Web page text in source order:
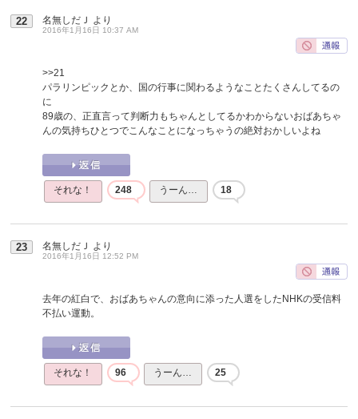
22 名無しだＪ より
2016年1月16日 10:37 AM
>>21
パラリンピックとか、国の行事に関わるようなことたくさんしてるの
に
89歳の、正直言って判断力もちゃんとしてるかわからないおばあちゃ
んの気持ちひとつでこんなことになっちゃうの絶対おかしいよね
それな！ 248 うーん… 18
23 名無しだＪ より
2016年1月16日 12:52 PM
去年の紅白で、おばあちゃんの意向に添った人選をしたNHKの受信料
不払い運動。
それな！ 96 うーん… 25